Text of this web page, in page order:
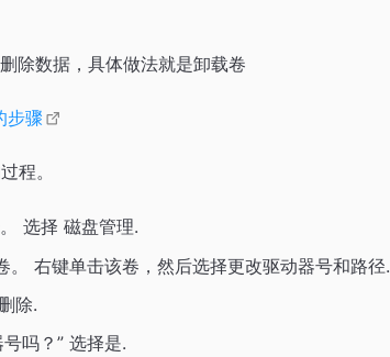
除数据，具体做法就是卸载卷
步骤
程。
选择 磁盘管理.
。 右键单击该卷，然后选择更改驱动器号和路径.
除.
吗？” 选择是.